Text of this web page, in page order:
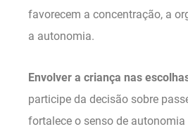
favorecem a concentração, a
a autonomia.
Envolver a criança nas
participe da decisão sobre
fortalece o senso de